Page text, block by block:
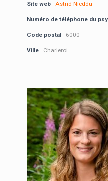
Site web Astrid Nieddu
Numéro de téléphone du psy
Code postal 6000
Ville Charleroi